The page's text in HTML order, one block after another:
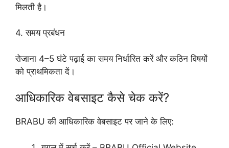
मिलती है।
4. समय प्रबंधन
रोजाना 4–5 घंटे पढ़ाई का समय निर्धारित करें और कठिन विषयों
को प्राथमिकता दें।
आधिकारिक वेबसाइट कैसे चेक करें?
BRABU की आधिकारिक वेबसाइट पर जाने के लिए: